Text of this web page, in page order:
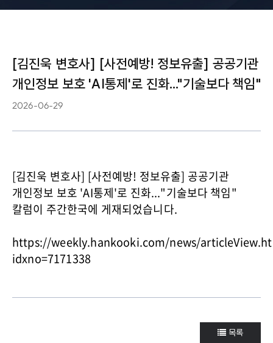
[김진욱 변호사] [사전예방! 정보유출] 공공기관
개인정보 보호 'AI통제'로 진화..."기술보다 책임"
2026-06-29
[김진욱 변호사] [사전예방! 정보유출] 공공기관
개인정보 보호 'AI통제'로 진화..."기술보다 책임"
칼럼이 주간한국에 게재되었습니다.
https://weekly.hankooki.com/news/
idxno=7171338
목록